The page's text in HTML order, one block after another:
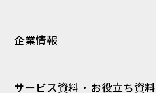
企業情報
サービス資料・お役立ち資料